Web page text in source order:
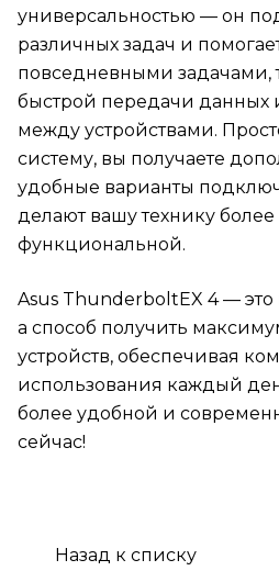
универсальностью — он
различных задач и
повседневными
быстрой передачи данных
между устройствами.
систему, вы получаете
удобные варианты
делают вашу технику
функциональной.
Asus ThunderboltEX 4 — это
а способ получить
устройств, обеспечивая
использования каждый
более удобной и
сейчас!
Назад к списку